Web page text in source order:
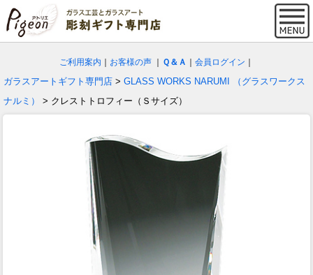
ご利用案内 お客様の声 Ｑ＆Ａ 会員ログイン
ガラスアートギフト専門店 > GLASS WORKS NARUMI （グラスワークス
ナルミ）
> クレストトロフィー（Ｓサイズ）